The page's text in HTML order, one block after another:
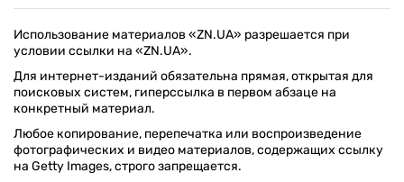
Использование материалов «ZN.UA» разрешается при
условии ссылки на «ZN.UA».
Для интернет-изданий обязательна прямая, открытая для
поисковых систем, гиперссылка в первом абзаце на
конкретный материал.
Любое копирование, перепечатка или воспроизведение
фотографических и видео материалов, содержащих ссылку
на Getty Images, строго запрещается.